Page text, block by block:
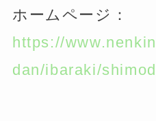
ホームページ：
https://
dan/ibaraki/